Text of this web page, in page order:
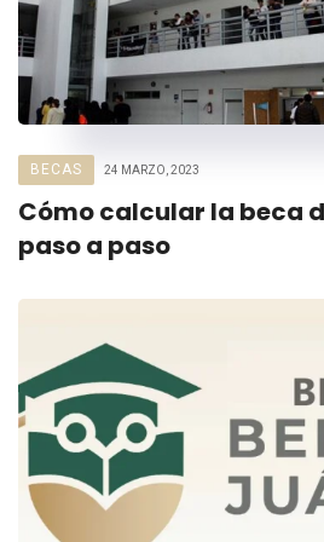
BECAS 24 MARZO, 2023
Cómo calcular la beca
paso a paso